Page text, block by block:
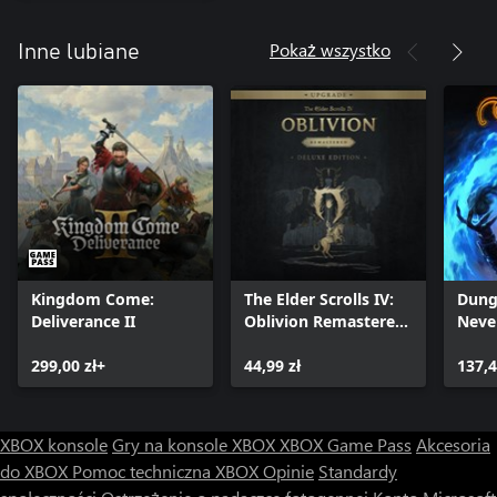
- Maska Zmiennokształtnego – Nakrycie głowy pozwalające
natychmiast zmienić rasę i wygląd, inspirowane postacią Fane’a z
DoS2
- Płaszcz Czerwonego Księcia – Płaszcz inspirowany postacią
Czerwonego Księcia z DoS2
- Lutnia Pieśniarki z Bezchmurnego – Instrument, na którym
można grać, inspirowany postacią Lohse z DoS2
- Igła Łotrzyka Banity - Sztylet inspirowany postacią Sebilli z
DoS2
- Bikorn Morskiego Zwierza - Nakrycie głowy inspirowane
postacią Zwierza z DoS2
*Zawartość dostępna do pobrania ze strony internetowej Larian
Studios po połączeniu konta Larian w grze
UWAGA – lokalny tryb współpracy nie jest obecnie wspierany dla
Inne lubiane Pokaż wszystko
Kingdom Come:
Deliverance II
299,00 zł+
The Elder Scrolls IV:
Oblivion Remastered
Upgrade
44,99 zł
XBOX konsoleGry na konsole XBOXXBOX Game Pass Akcesoria
do XBOX Pomoc techniczna XBOXOpinie Standardy